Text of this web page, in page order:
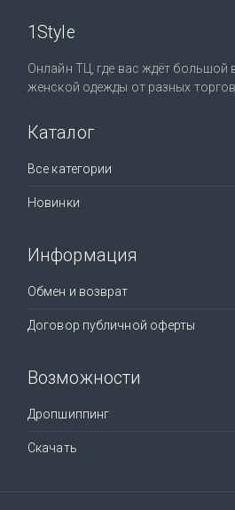
1Style
Онлайн ТЦ, где вас ждёт большой
женской одежды от разных
Каталог
Все категории
Новинки
Информация
Обмен и возврат
Договор публичной оферты
Возможности
Дропшиппинг
Скачать